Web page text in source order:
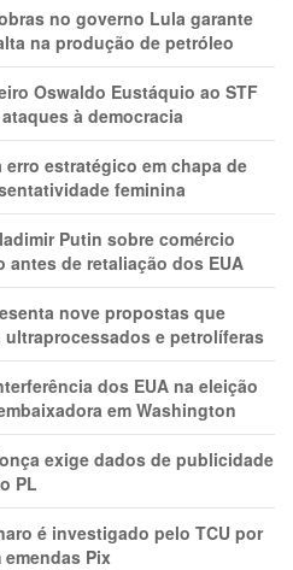
no governo Lula garante
na produção de petróleo
Oswaldo Eustáquio ao STF
à democracia
estratégico em chapa de
feminina
Putin sobre comércio
de retaliação dos EUA
nove propostas que
e petrolíferas
dos EUA na eleição
em Washington
exige dados de publicidade
PL
é investigado pelo TCU por
emendas Pix